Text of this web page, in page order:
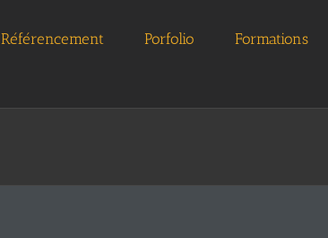
Référencement Porfolio Formations